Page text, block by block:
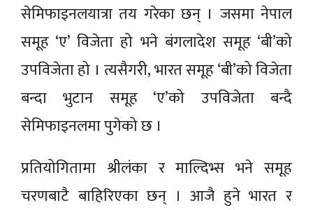
सेमिफाइनलयात्रा तय गरेका छन् । जसमा नेपाल
समूह ‘ए’ विजेता हो भने बंगलादेश समूह ‘बी’को
उपविजेता हो । त्यसैगरी, भारत समूह ‘बी’को विजेता
बन्दा भुटान समूह ‘ए’को उपविजेता बन्दै
सेमिफाइनलमा पुगेको छ ।
प्रतियोगितामा श्रीलंका र माल्दिभ्स भने समूह
चरणबाटै बाहिरिएका छन् । आजै हुने भारत र